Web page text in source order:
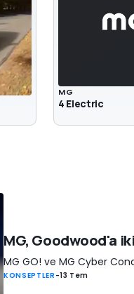
MG
4 Electric
MG, Goodwood'a
MG GO! ve MG Cyber
KONSEPTLER -13 Tem